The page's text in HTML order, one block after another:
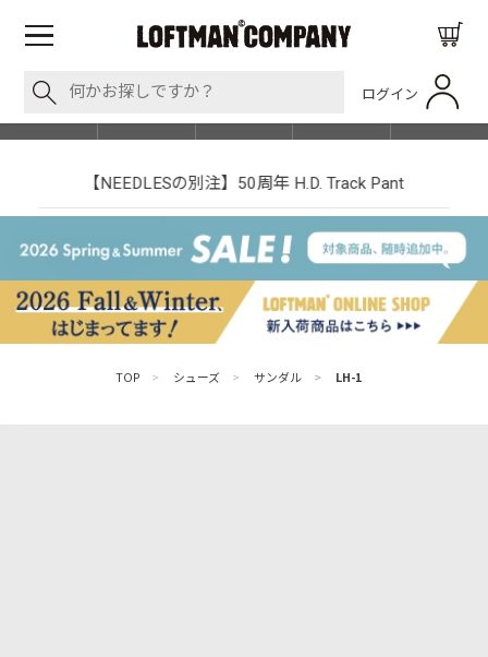
ログイン
SHOP LIST
【NEEDLESの別注】50周年 H.D. Track Pant
TOP > シューズ > サンダル > LH-1